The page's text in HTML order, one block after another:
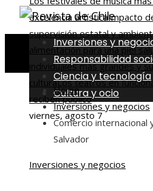
excelencia artísticaImpacto
supervisión estatal y
alimentación para una piel
individuales más grandes y
culturaLos teatros en
reciben público
viernes, agosto 7
Inversiones y
Responsabilidad
Ciencia y tecnología
Cultura y ocio
Home
Inversiones y negocios
Comercio internacional
Salvador
Inversiones y negocios